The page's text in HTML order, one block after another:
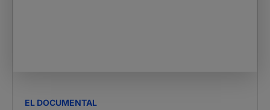
EL DOCUMENTAL